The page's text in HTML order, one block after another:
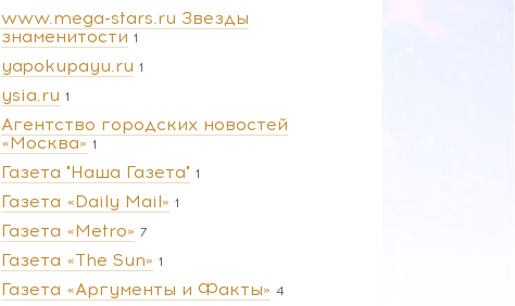
www.mega-stars.ru Звезды
знаменитости 1
yapokupayu.ru 1
ysia.ru 1
Агентство городских новостей
«Москва» 1
Газета "Наша Газета" 1
Газета «Daily Mail» 1
Газета «Metro» 7
Газета «The Sun» 1
Газета «Аргументы и Факты» 4